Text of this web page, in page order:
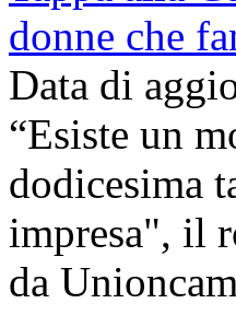
donne che
Data di
“Esiste un
dodicesima
impresa", il
da